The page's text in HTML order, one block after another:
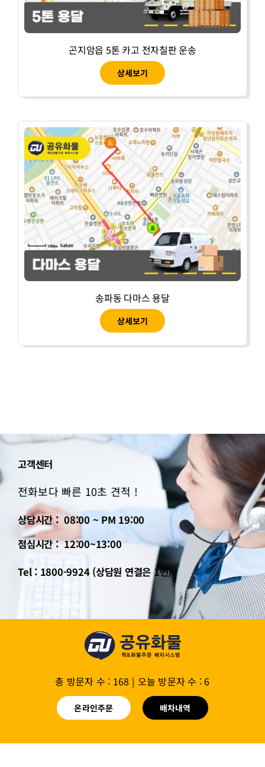
곤지암읍 5톤 카고 전자칠판 운송
상세보기
송파동 다마스 용달
상세보기
고객센터
전화보다 빠른 10초 견적 !
상담시간 : 08:00 ~ PM 19:00
점심시간 : 12:00~13:00
Tel : 1800-9924 (상담원 연결은 1번)
총 방문자 수 : 168 | 오늘 방문자 수 : 6
온라인주문 배차내역